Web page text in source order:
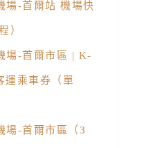
場-首爾站 機場快
）
場-首爾市區 | K-
乘車券（單
場-首爾市區（3